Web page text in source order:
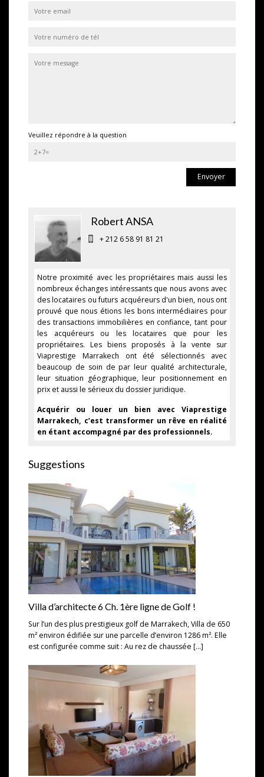
Veuillez répondre à la question
Envoyer
Robert ANSA
+ 212 6 58 91 81 21
Notre proximité avec les propriétaires mais aussi les
nombreux échanges intéressants que nous avons avec
des locataires ou futurs acquéreurs d'un bien, nous ont
prouvé que nous étions les bons intermédiaires pour
des transactions immobilières en confiance, tant pour
les acquéreurs ou les locataires que pour les
propriétaires. Les biens proposés à la vente sur
Viaprestige Marrakech ont été sélectionnés avec
beaucoup de soin de par leur qualité architecturale,
leur situation géographique, leur positionnement en
prix et aussi le sérieux du dossier juridique.
Acquérir ou louer un bien avec Viaprestige
Marrakech, c’est transformer un rêve en réalité
en étant accompagné par des professionnels.
Suggestions
Villa d’architecte 6 Ch. 1ère ligne de Golf !
Sur l’un des plus prestigieux golf de Marrakech, Villa de 650
m² environ édifiée sur une parcelle d’environ 1286 m². Elle
est configurée comme suit : Au rez de chaussée […]